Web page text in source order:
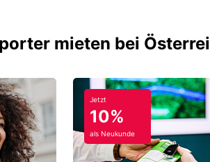
mieten bei
Jetzt
10%
als Neukunde